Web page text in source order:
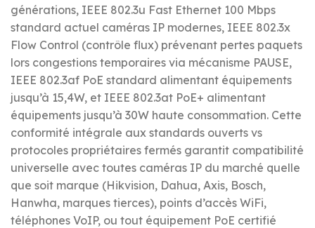
générations, IEEE 802.3u Fast Ethernet 100 Mbps
standard actuel caméras IP modernes, IEEE 802.3x
Flow Control (contrôle flux) prévenant pertes paquets
lors congestions temporaires via mécanisme PAUSE,
IEEE 802.3af PoE standard alimentant équipements
jusqu’à 15,4W, et IEEE 802.3at PoE+ alimentant
équipements jusqu’à 30W haute consommation. Cette
conformité intégrale aux standards ouverts vs
protocoles propriétaires fermés garantit compatibilité
universelle avec toutes caméras IP du marché quelle
que soit marque (Hikvision, Dahua, Axis, Bosch,
Hanwha, marques tierces), points d’accès WiFi,
téléphones VoIP, ou tout équipement PoE certifié